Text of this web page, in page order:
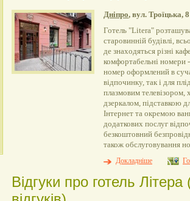
Дніпро, вул. Троїцька, 8
Готель "Litera"
старовинній будівлі,
де знаходяться різні
комфортабельні
номер оформлений в
відпочинку, так і для
плазмовим телевізором,
дзеркалом, підставкою
Інтернет та окремою
додаткових послуг
безкоштовний
також обслуговування
Докладніше
Відгуки про готель